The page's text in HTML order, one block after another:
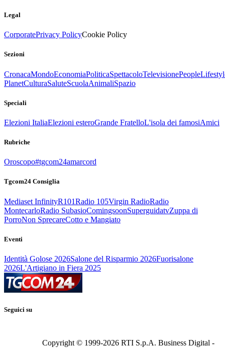
Legal
CorporatePrivacy PolicyCookie Policy
Sezioni
CronacaMondoEconomiaPoliticaSpettacoloTelevisionePeople
PlanetCulturaSaluteScuolaAnimaliSpazio
Speciali
Elezioni ItaliaElezioni esteroGrande FratelloL'isola dei famosiAmici
Rubriche
Oroscopo#tgcom24amarcord
Tgcom24 Consiglia
Mediaset InfinityR101Radio 105Virgin RadioRadio
MontecarloRadio SubasioComingsoonSuperguidatvZuppa di
PorroNon SprecareCotto e Mangiato
Eventi
Identità Golose 2026Salone del Risparmio 2026Fuorisalone
2026L'Artigiano in Fiera 2025
Seguici su
Copyright © 1999-2026 RTI S.p.A. Business Digital -